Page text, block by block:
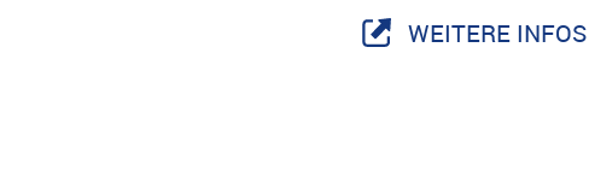
WEITERE INFOS